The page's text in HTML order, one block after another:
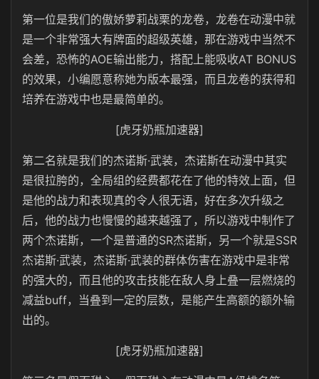
第一位是我们的傲娇萝莉战栗的龙卷，龙卷在动漫中就
是一个非常强大有牌面的超级英雄，那在游戏中当然不
会差，恐怖的AOE输出能力，搭配上能吸收AT BONUS
的效果，小编愿意称她为版本最强，而且龙卷的获得和
培养在游戏中也是最简单的。
[虎牙奶瓶加速器]
第二名就是我们的杰诺斯·武装，杰诺斯在动漫中其实
是很拉胯的，全局组的经费都花在了他的特效上面，但
是他的战力和表现真的令人很无语，好在多次升级之
后，他的战力也慢慢的越来越强了，所以游戏中制作了
两个杰诺斯，一个是普通的SR杰诺斯，另一个就是SSR
杰诺斯·武装，杰诺斯·武装的群体伤害在游戏中是非常
的强大的，而且他的攻击技能在敌人身上叠一层燃烧的
减益buff，当叠到一定的层数，是能产生高额的额外输
出的。
[虎牙奶瓶加速器]